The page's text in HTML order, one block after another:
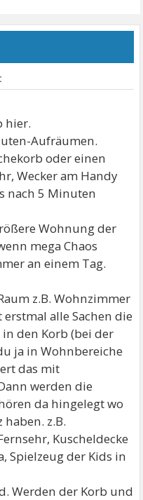
hier.
Aufräumen.
oder einen
Wecker am Handy
nach 5 Minuten
Wohnung der
mega Chaos
an einem Tag.
z.B. Wohnzimmer
alle Sachen die
den Korb (bei der
ja in Wohnbereiche
das mit
werden die
da hingelegt wo
z.B.
Kuscheldecke
Spielzeug der Kids in
Werden der Korb und